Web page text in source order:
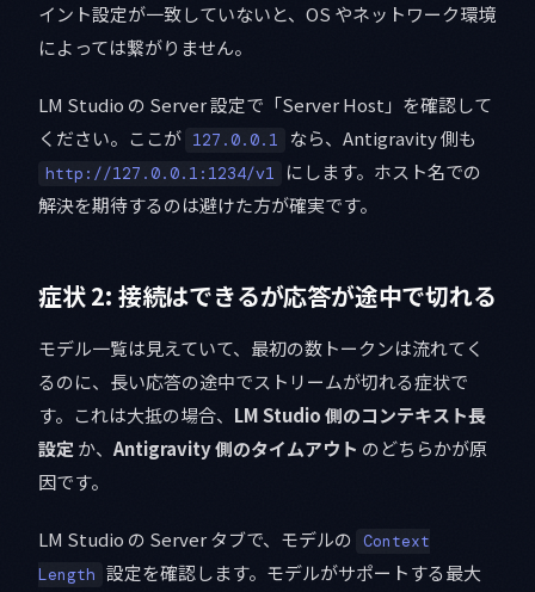
イント設定が一致していないと、OS やネットワーク環境
によっては繋がりません。
LM Studio の Server 設定で「Server Host」を確認して
ください。ここが 127.0.0.1 なら、Antigravity 側も
http://127.0.0.1:1234/v1
にします。ホスト名での
解決を期待するのは避けた方が確実です。
症状 2: 接続はできるが応答が途中で切れる
モデル一覧は見えていて、最初の数トークンは流れてく
るのに、長い応答の途中でストリームが切れる症状で
す。これは大抵の場合、 LM Studio 側のコンテキスト長
設定か、 Antigravity 側のタイムアウト のどちらかが原
因です。
LM Studio の Server タブで、モデルの
Context
Length 設定を確認します。モデルがサポートする最大